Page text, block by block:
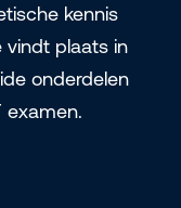
kennis
vindt plaats in
onderdelen
examen.